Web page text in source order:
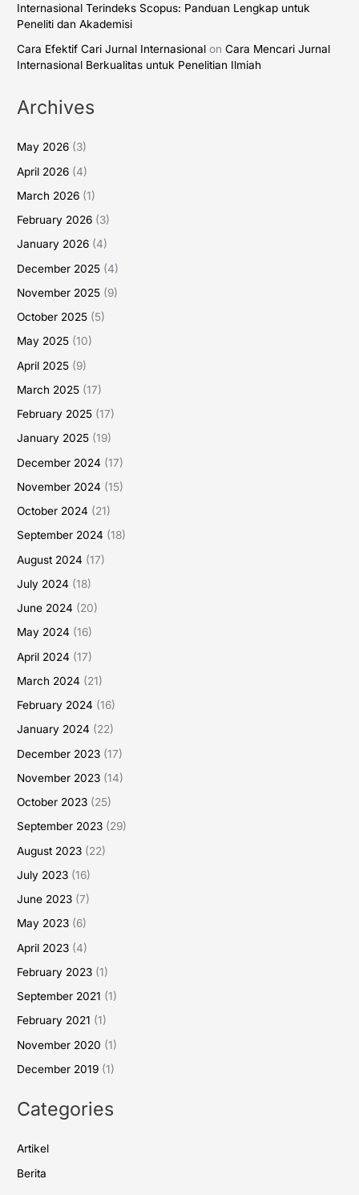
Internasional Terindeks Scopus: Panduan Lengkap untuk
Peneliti dan Akademisi
Cara Efektif Cari Jurnal Internasional onCara Mencari Jurnal
Internasional Berkualitas untuk Penelitian Ilmiah
Archives
May 2026 (3)
April 2026 (4)
March 2026 (1)
February 2026 (3)
January 2026 (4)
December 2025 (4)
November 2025 (9)
October 2025 (5)
May 2025 (10)
April 2025 (9)
March 2025 (17)
February 2025 (17)
January 2025 (19)
December 2024 (17)
November 2024 (15)
October 2024 (21)
September 2024 (18)
August 2024 (17)
July 2024 (18)
June 2024 (20)
May 2024 (16)
April 2024 (17)
March 2024 (21)
February 2024 (16)
January 2024 (22)
December 2023 (17)
November 2023 (14)
October 2023 (25)
September 2023 (29)
August 2023 (22)
July 2023 (16)
June 2023 (7)
May 2023 (6)
April 2023 (4)
February 2023 (1)
September 2021 (1)
February 2021 (1)
November 2020 (1)
December 2019 (1)
Categories
Artikel
Berita